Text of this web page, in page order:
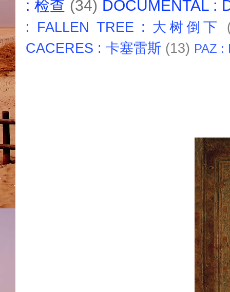
: 检查 (34) DOCUMENTAL :
: FALLEN TREE : 大树倒下
CACERES : 卡塞雷斯 (13) PAZ :